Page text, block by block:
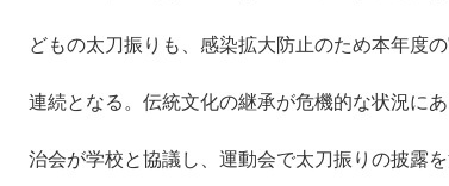
どもの太刀振りも、感染拡大防止のため本年度
連続となる。伝統文化の継承が危機的な状況に
治会が学校と協議し、運動会で太刀振りの披露を